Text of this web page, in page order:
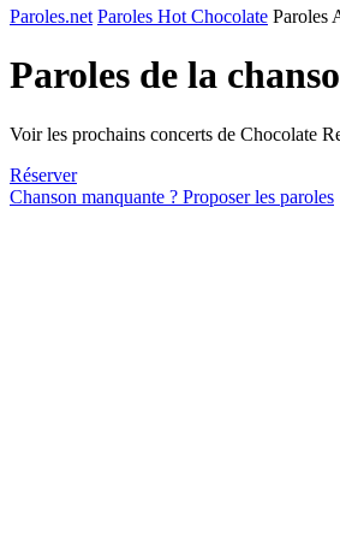
Paroles.net Paroles Hot Chocolate Paroles
Paroles de la
Voir les prochains concerts de Chocolate
Réserver
Chanson manquante ? Proposer les paroles